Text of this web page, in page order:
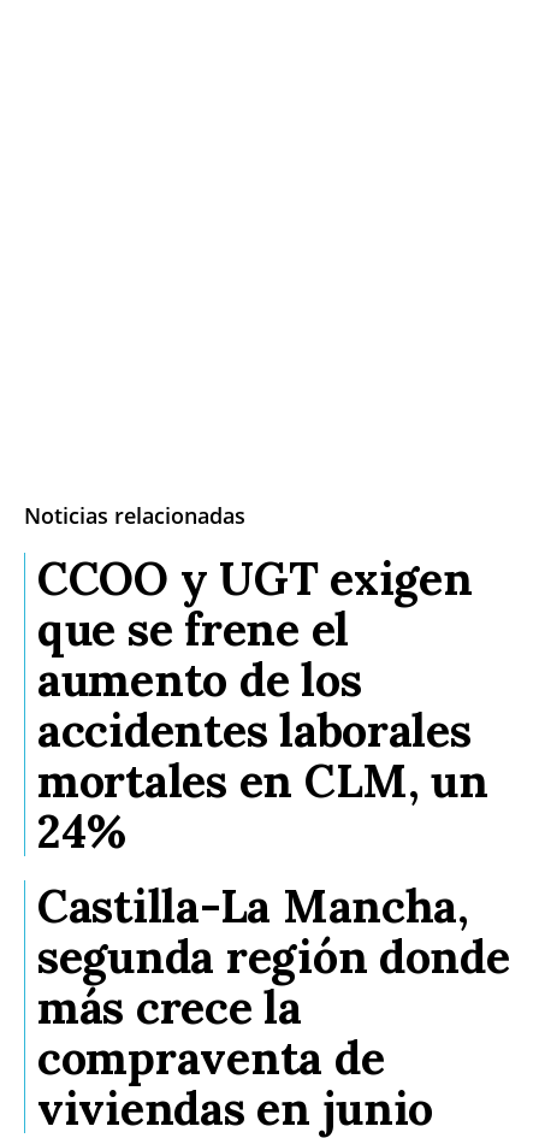
Noticias relacionadas
CCOO y UGT exigen
que se frene el
aumento de los
accidentes laborales
mortales en CLM, un
24%
Castilla-La Mancha,
segunda región donde
más crece la
compraventa de
viviendas en junio